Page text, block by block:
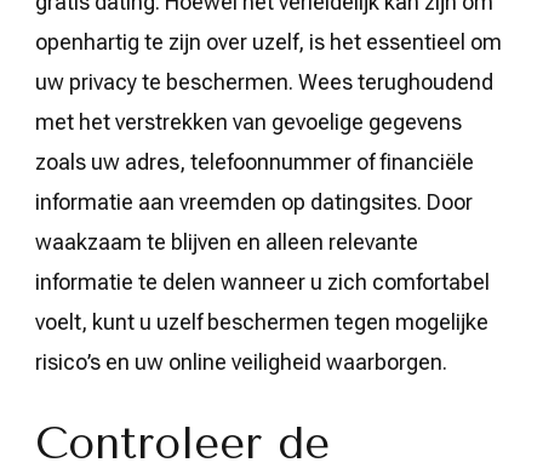
openhartig te zijn over uzelf, is het essentieel om
uw privacy te beschermen. Wees terughoudend
met het verstrekken van gevoelige gegevens
zoals uw adres, telefoonnummer of financiële
informatie aan vreemden op datingsites. Door
waakzaam te blijven en alleen relevante
informatie te delen wanneer u zich comfortabel
voelt, kunt u uzelf beschermen tegen mogelijke
risico’s en uw online veiligheid waarborgen.
Controleer de